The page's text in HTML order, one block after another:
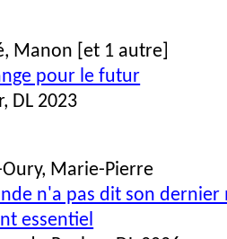
Manon [et 1 autre]
pour le futur
DL 2023
Oury, Marie-Pierre
n'a pas dit son
essentiel